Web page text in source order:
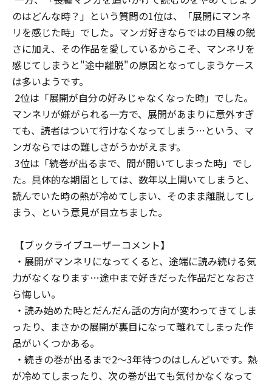
のはどんな時？」という質問の1位は、「展開にマンネ
リを感じた時」でした。マンガ好きならではの目線の鋭
さに加え、その作品を愛しているからこそ、マンネリを
感じてしまうと"途中離脱"の原因となってしまうケース
は多いようです。
2位は「展開が自分の好みじゃなくなった時」でした。
マンネリが嫌がられる一方で、展開があまりに意外すぎ
ても、読者はついて行けなくなってしまう…という、マ
ンガならではの難しさがうかがえます。
3位は「続巻が出るまで、間が開いてしまった時」でし
た。具体的な期間としては、数年以上開いてしまうと、
読んでいた時の熱が冷めてしまい、そのまま離脱してし
まう、という意見が目立ちました。
【ブックライブユーザーコメント】
・展開がマンネリになってくると、途端に読み続ける気
力がなくなります…途中まで好きだった作品だとなおさ
ら悔しい。
・読み始めた時とだんだん話の方向が変わってきてしま
ったり、まさかの展開が裏目になって離れてしまった作
品がいくつかある。
・続きの巻が出るまで2～3年待つのはしんどいです。熱
が冷めてしまったり、次の巻が出ても気付かなくなって